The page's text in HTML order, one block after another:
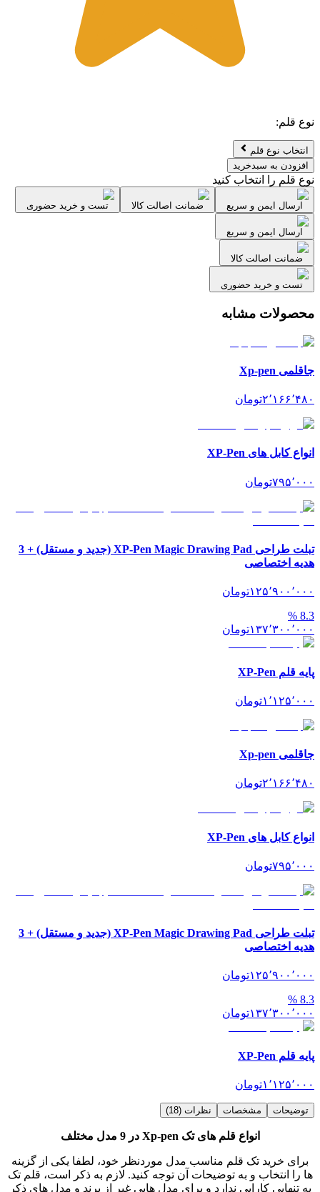
نوع قلم:
انتخاب نوع قلم
افزودن به سبدخرید
نوع قلم را انتخاب کنید
ارسال ایمن و سریع ضمانت اصالت کالا تست و خرید حضوری
ارسال ایمن و سریع
ضمانت اصالت کالا
تست و خرید حضوری
محصولات مشابه
جاقلمی Xp-pen
۲٬۱۶۶٬۴۸۰تومان
انواع کابل های XP-Pen
۷۹۵٬۰۰۰تومان
تبلت طراحی XP-Pen Magic Drawing Pad (جدید و مستقل) + 3
هدیه اختصاصی
۱۲۵٬۹۰۰٬۰۰۰تومان
8.3
%
۱۳۷٬۳۰۰٬۰۰۰تومان
پایه قلم XP-Pen
۱٬۱۲۵٬۰۰۰تومان
جاقلمی Xp-pen
۲٬۱۶۶٬۴۸۰تومان
انواع کابل های XP-Pen
۷۹۵٬۰۰۰تومان
تبلت طراحی XP-Pen Magic Drawing Pad (جدید و مستقل) + 3
هدیه اختصاصی
۱۲۵٬۹۰۰٬۰۰۰تومان
8.3
%
۱۳۷٬۳۰۰٬۰۰۰تومان
پایه قلم XP-Pen
۱٬۱۲۵٬۰۰۰تومان
توضیحات مشخصات نظرات (18)
انواع قلم های تک Xp-pen در 9 مدل مختلف
برای خرید تک قلم مناسب مدل موردنظر خود، لطفا یکی از گزینه
ها را انتخاب و به توضیحات آن توجه کنید. لازم به ذکر است، قلم تک
به تنهایی کارایی ندارد و برای مدل هایی غیر از برند و مدل های ذکر